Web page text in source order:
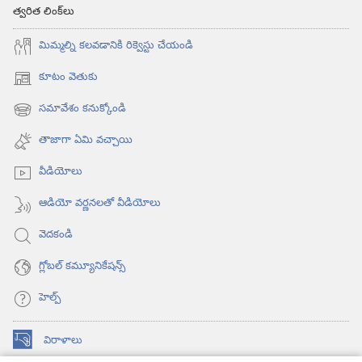
త్వరిత లింక్‌లు
మిమ్మల్ని కలవడానికి రిక్వెస్టు చేయండి
కూటం వెతుకు
(కొత్త
విండో
ఓపెన్‌
అవుతుంది)
సమావేశం కనుక్కోండి
(కొత్త
విండో
ఓపెన్‌
అవుతుంది)
తాజాగా ఏమి వచ్చాయి
వీడియోలు
ఆడియో వర్ణనలతో వీడియోలు
వెదకండి
గ్లోబల్‌ కమ్యూనికేషన్స్‌
హెల్ప్‌
విరాళాలు
(కొత్త